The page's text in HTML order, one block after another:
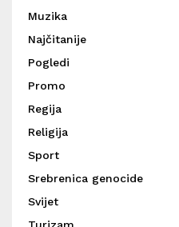
Muzika
Najčitanije
Pogledi
Promo
Regija
Religija
Sport
Srebrenica genocide
Svijet